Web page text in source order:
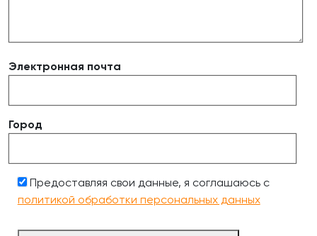
Электронная почта
Город
Предоставляя свои данные, я соглашаюсь с
политикой обработки персональных данных